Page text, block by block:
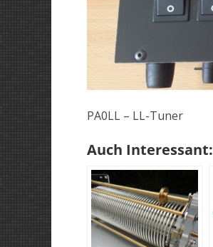
PA0LL – LL-Tuner
Auch Interessant: